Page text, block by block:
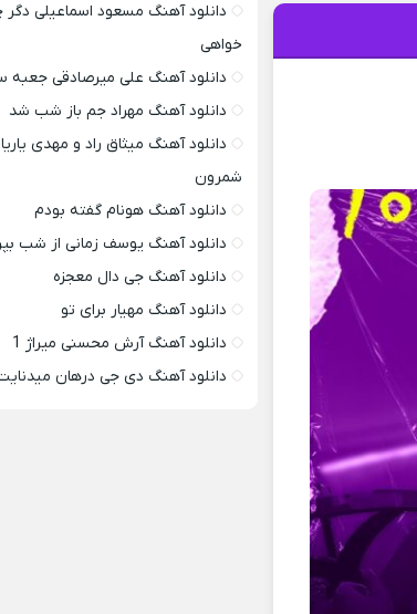
دانلود آهنگ مسعود اسماعیلی
خواهی
دانلود آهنگ علی میرصادقی جعبه
دانلود آهنگ مهراد جم باز شب شد
دانلود آهنگ میثاق راد و مهدی
شمرون
دانلود آهنگ هونام گفته بودم
دانلود آهنگ یوسف زمانی از شب
دانلود آهنگ جی دال معجزه
دانلود آهنگ مهیار برای تو
دانلود آهنگ آرش محسنی میراژ 1
دانلود آهنگ دی جی درهان میدنایت